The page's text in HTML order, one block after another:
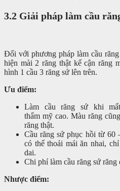
3.2 Giải pháp làm cầu
Đối với phương pháp làm cầu
hiện mài 2 răng thật kế cận răng
hình 1 cầu 3 răng sứ lên trên.
Ưu điểm:
Làm cầu răng sứ khi
thẩm mỹ cao. Màu răng
răng thật.
Cầu răng sứ phục hồi từ 60
có thể thoải mái ăn nhai,
dai.
Chi phí làm cầu răng sứ răng
Nhược điểm: